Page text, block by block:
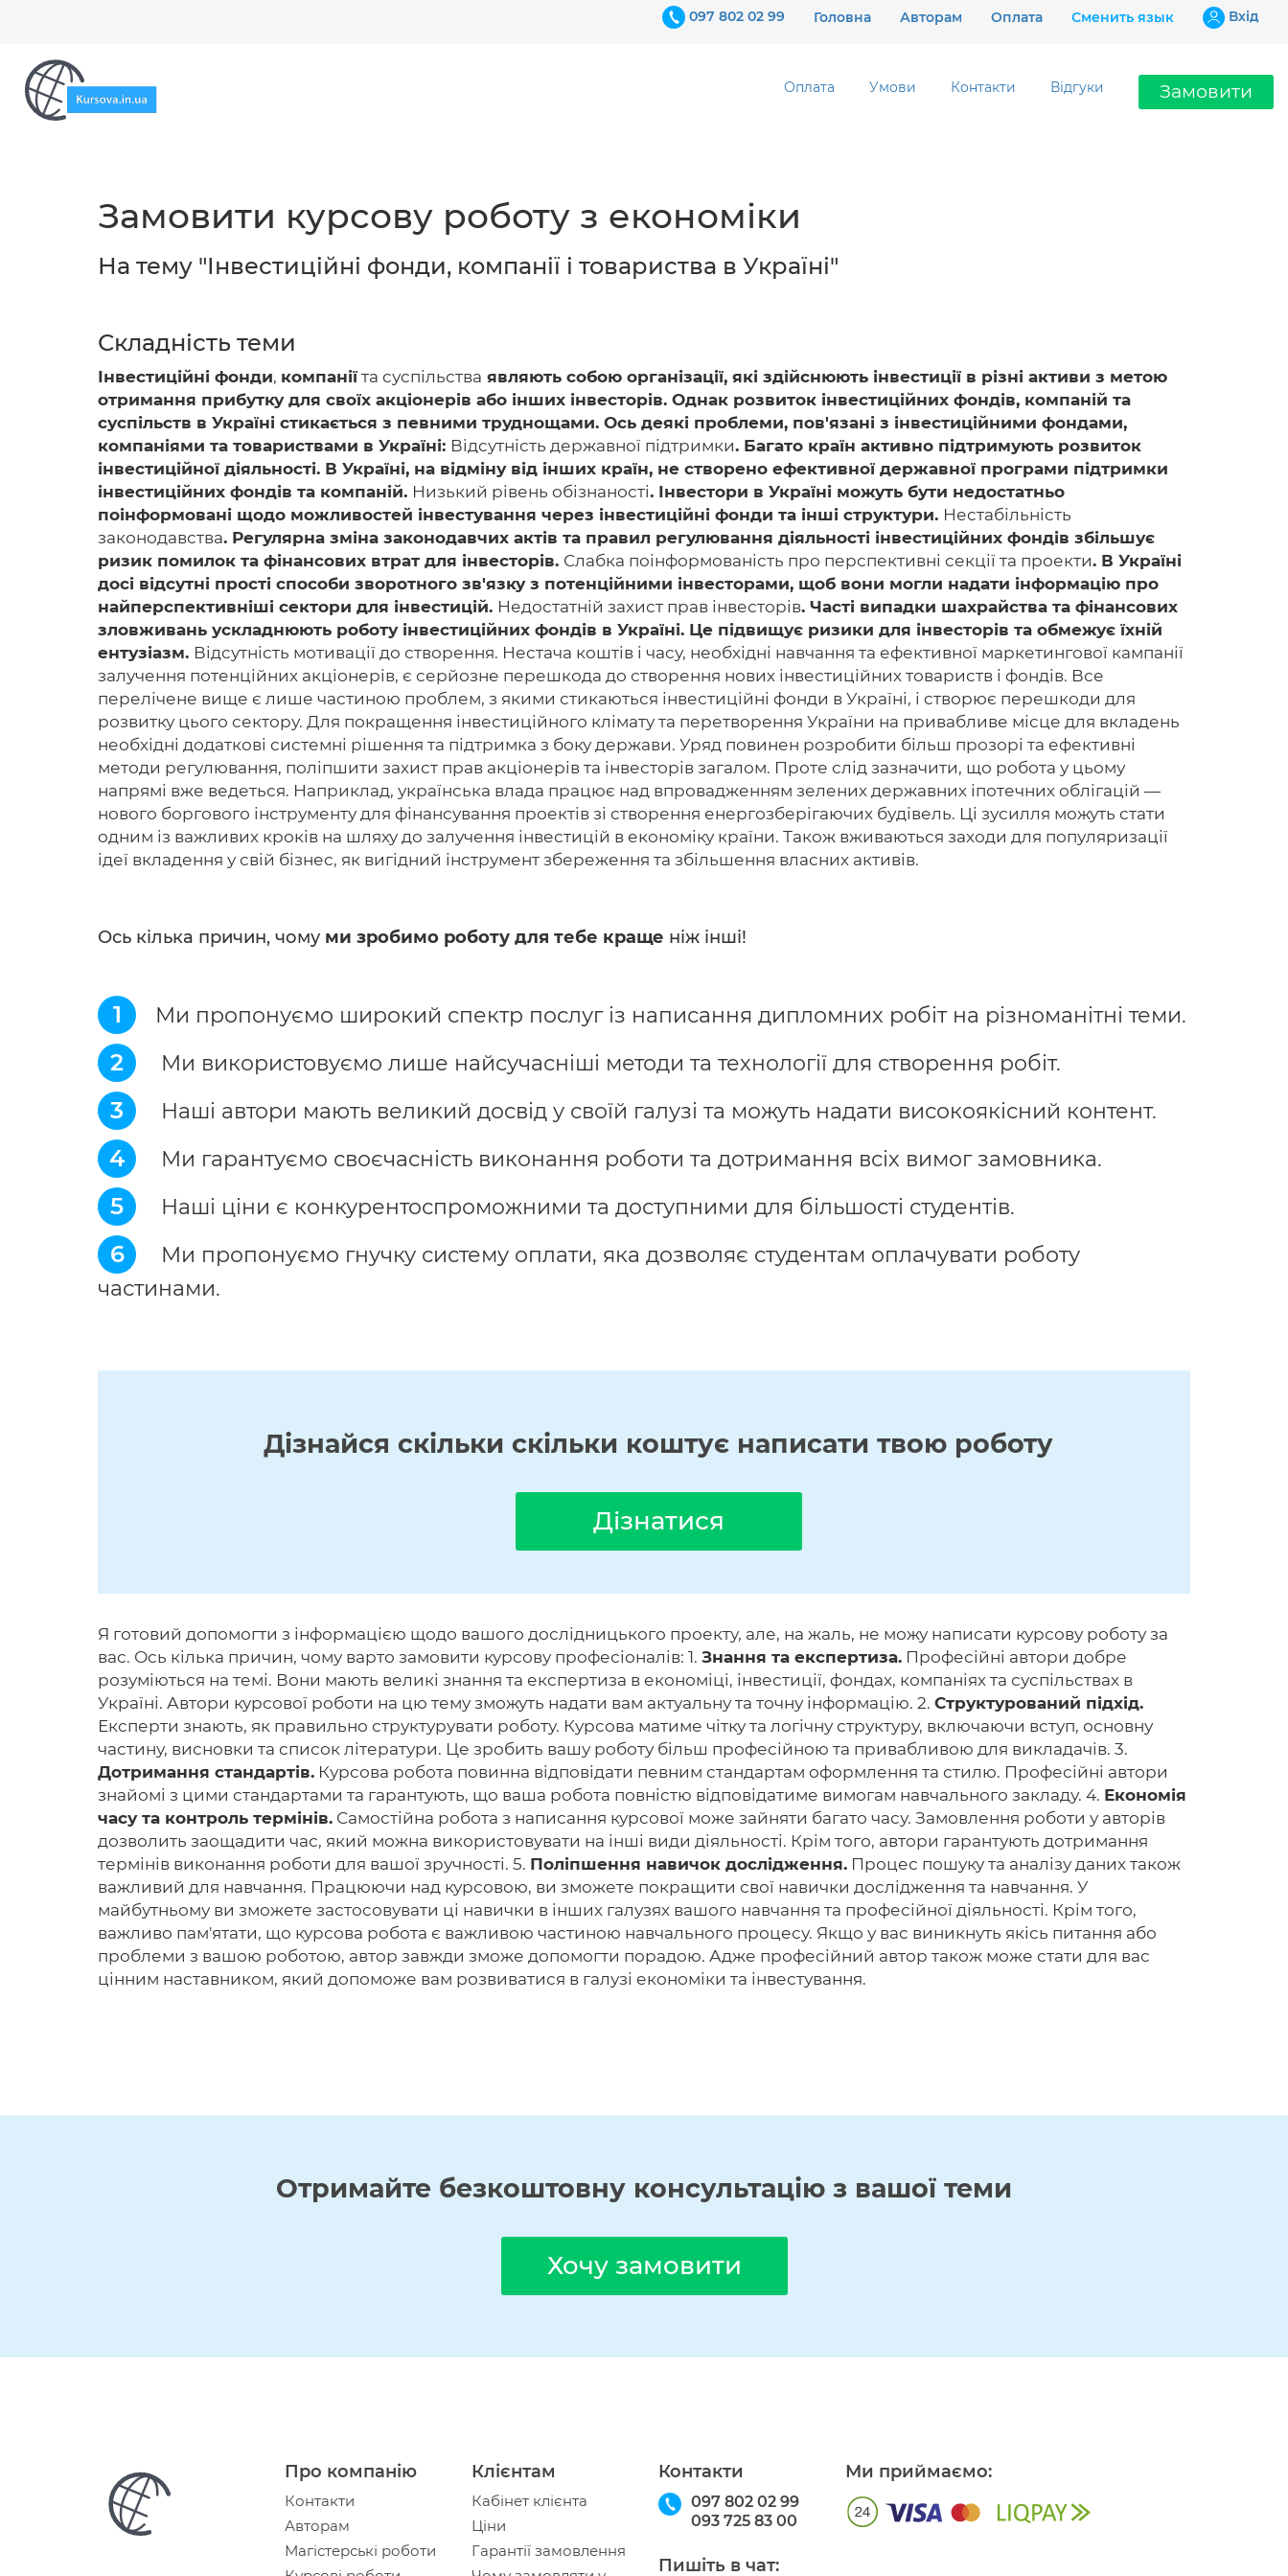
097 802 02 99 Головна Авторам Оплата Сменить язык Вхiд
Оплата Умови Контакти Відгуки Замовити
Замовити курсову роботу з економіки
На тему "Інвестиційні фонди, компанії і товариства в Україні"
Складність теми
Інвестиційні фонди, компанії та суспільства являють собою організації, які здійснюють інвестиції в різні активи з метою
отримання прибутку для своїх акціонерів або інших інвесторів. Однак розвиток інвестиційних фондів, компаній та
суспільств в Україні стикається з певними труднощами. Ось деякі проблеми, пов'язані з інвестиційними фондами,
компаніями та товариствами в Україні: Відсутність державної підтримки. Багато країн активно підтримують розвиток
інвестиційної діяльності. В Україні, на відміну від інших країн, не створено ефективної державної програми підтримки
інвестиційних фондів та компаній. Низький рівень обізнаності. Інвестори в Україні можуть бути недостатньо
поінформовані щодо можливостей інвестування через інвестиційні фонди та інші структури. Нестабільність
законодавства. Регулярна зміна законодавчих актів та правил регулювання діяльності інвестиційних фондів збільшує
ризик помилок та фінансових втрат для інвесторів. Слабка поінформованість про перспективні секції та проекти. В Україні
досі відсутні прості способи зворотного зв'язку з потенційними інвесторами, щоб вони могли надати інформацію про
найперспективніші сектори для інвестицій. Недостатній захист прав інвесторів. Часті випадки шахрайства та фінансових
зловживань ускладнюють роботу інвестиційних фондів в Україні. Це підвищує ризики для інвесторів та обмежує їхній
ентузіазм. Відсутність мотивації до створення. Нестача коштів і часу, необхідні навчання та ефективної маркетингової кампанії
залучення потенційних акціонерів, є серйозне перешкода до створення нових інвестиційних товариств і фондів. Все
перелічене вище є лише частиною проблем, з якими стикаються інвестиційні фонди в Україні, і створює перешкоди для
розвитку цього сектору. Для покращення інвестиційного клімату та перетворення України на привабливе місце для вкладень
необхідні додаткові системні рішення та підтримка з боку держави. Уряд повинен розробити більш прозорі та ефективні
методи регулювання, поліпшити захист прав акціонерів та інвесторів загалом. Проте слід зазначити, що робота у цьому
напрямі вже ведеться. Наприклад, українська влада працює над впровадженням зелених державних іпотечних облігацій —
нового боргового інструменту для фінансування проектів зі створення енергозберігаючих будівель. Ці зусилля можуть стати
одним із важливих кроків на шляху до залучення інвестицій в економіку країни. Також вживаються заходи для популяризації
ідеї вкладення у свій бізнес, як вигідний інструмент збереження та збільшення власних активів.
Ось кілька причин, чому ми зробимо роботу для тебе краще ніж інші!
1 Ми пропонуємо широкий спектр послуг із написання дипломних робіт на різноманітні теми.
2 Ми використовуємо лише найсучасніші методи та технології для створення робіт.
3 Наші автори мають великий досвід у своїй галузі та можуть надати високоякісний контент.
4 Ми гарантуємо своєчасність виконання роботи та дотримання всіх вимог замовника.
5 Наші ціни є конкурентоспроможними та доступними для більшості студентів.
6
Ми пропонуємо гнучку систему оплати, яка дозволяє студентам оплачувати роботу
частинами.
Дізнайся скільки скільки коштує написати твою роботу
Дізнатися
Я готовий допомогти з інформацією щодо вашого дослідницького проекту, але, на жаль, не можу написати курсову роботу за
вас. Ось кілька причин, чому варто замовити курсову професіоналів: 1. Знання та експертиза. Професійні автори добре
розуміються на темі. Вони мають великі знання та експертиза в економіці, інвестиції, фондах, компаніях та суспільствах в
Україні. Автори курсової роботи на цю тему зможуть надати вам актуальну та точну інформацію. 2. Структурований підхід.
Експерти знають, як правильно структурувати роботу. Курсова матиме чітку та логічну структуру, включаючи вступ, основну
частину, висновки та список літератури. Це зробить вашу роботу більш професійною та привабливою для викладачів. 3.
Дотримання стандартів. Курсова робота повинна відповідати певним стандартам оформлення та стилю. Професійні автори
знайомі з цими стандартами та гарантують, що ваша робота повністю відповідатиме вимогам навчального закладу. 4. Економія
часу та контроль термінів. Самостійна робота з написання курсової може зайняти багато часу. Замовлення роботи у авторів
дозволить заощадити час, який можна використовувати на інші види діяльності. Крім того, автори гарантують дотримання
термінів виконання роботи для вашої зручності. 5. Поліпшення навичок дослідження. Процес пошуку та аналізу даних також
важливий для навчання. Працюючи над курсовою, ви зможете покращити свої навички дослідження та навчання. У
майбутньому ви зможете застосовувати ці навички в інших галузях вашого навчання та професійної діяльності. Крім того,
важливо пам'ятати, що курсова робота є важливою частиною навчального процесу. Якщо у вас виникнуть якісь питання або
проблеми з вашою роботою, автор завжди зможе допомогти порадою. Адже професійний автор також може стати для вас
цінним наставником, який допоможе вам розвиватися в галузі економіки та інвестування.
Отримайте безкоштовну консультацію з вашої теми
Хочу замовити
Про компанію
Контакти
Авторам
Магістерські роботи
Клієнтам
Кабінет клієнта
Ціни
Гарантії замовлення
Контакти
097 802 02 99
093 725 83 00
Пишіть в чат:
Ми приймаємо:
097 802 02 99
Головна
Авторам
Умови
Вхiд